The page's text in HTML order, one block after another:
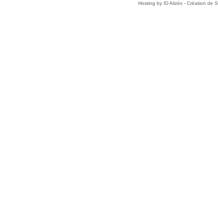
Hosting by ID Alizés - Création de